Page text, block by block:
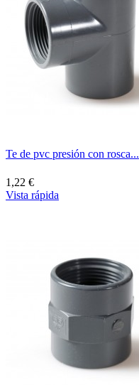
Te de pvc presión con rosca...
1,22 €
Vista rápida